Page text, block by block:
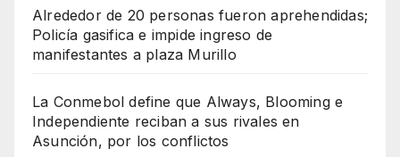
Alrededor de 20 personas fueron aprehendidas;
Policía gasifica e impide ingreso de
manifestantes a plaza Murillo
La Conmebol define que Always, Blooming e
Independiente reciban a sus rivales en
Asunción, por los conflictos